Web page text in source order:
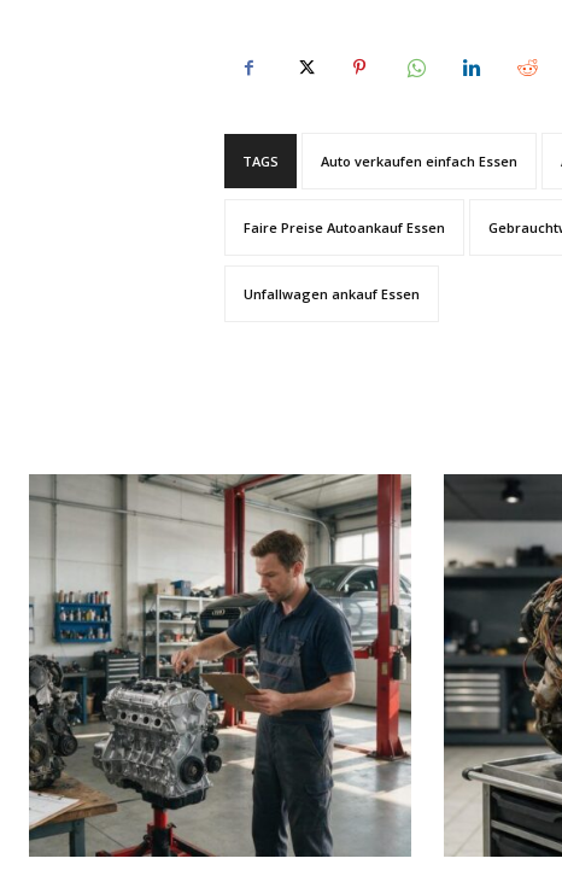
TAGS Auto verkaufen einfach Essen
Faire Preise Autoankauf Essen
Unfallwagen ankauf Essen